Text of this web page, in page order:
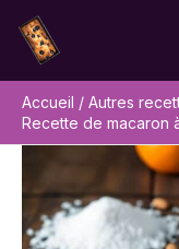
contenu
Accueil
Autres
Recette de macaron
Rechercher